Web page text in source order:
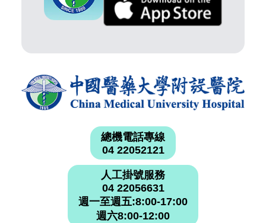
總機電話專線
04 22052121
人工掛號服務
04 22056631
週一至週五:8:00-17:00
週六8:00-12:00